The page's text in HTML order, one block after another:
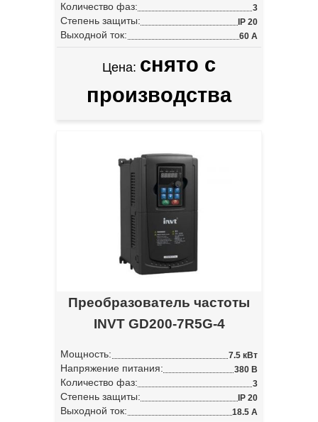
Количество фаз: 3
Степень защиты: IP 20
Выходной ток: 60 А
Цена: снято с
производства
Преобразователь частоты
INVT GD200-7R5G-4
Мощность: 7.5 кВт
Напряжение питания: 380 В
Количество фаз: 3
Степень защиты: IP 20
Выходной ток: 18.5 А